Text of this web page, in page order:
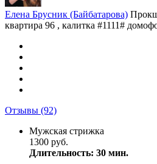
Елена Брусник (Байбатарова)
квартира 96 , калитка #1111#
Отзывы (92)
Мужская стрижка
1300 руб.
Длительность: 30 мин.